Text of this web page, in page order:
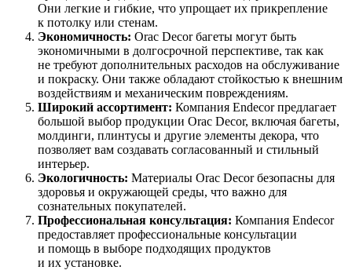
Они легкие и гибкие, что упрощает их прикрепление
к потолку или стенам.
Экономичность: Orac Decor багеты могут быть
экономичными в долгосрочной перспективе, так как
не требуют дополнительных расходов на обслуживание
и покраску. Они также обладают стойкостью к внешним
воздействиям и механическим повреждениям.
Широкий ассортимент: Компания Endecor предлагает
большой выбор продукции Orac Decor, включая багеты,
молдинги, плинтусы и другие элементы декора, что
позволяет вам создавать согласованный и стильный
интерьер.
Экологичность: Материалы Orac Decor безопасны для
здоровья и окружающей среды, что важно для
сознательных покупателей.
Профессиональная консультация: Компания Endecor
предоставляет профессиональные консультации
и помощь в выборе подходящих продуктов
и их установке.